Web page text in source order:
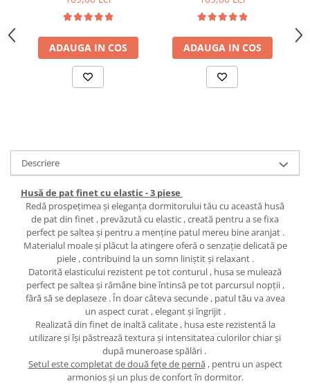
ADAUGA IN COS ADAUGA IN COS
Descriere
Husă de pat finet cu elastic - 3 piese
Redă prospețimea și eleganța dormitorului tău cu această husă
de pat din finet , prevăzută cu elastic , creată pentru a se fixa
perfect pe saltea și pentru a menține patul mereu bine aranjat .
Materialul moale și plăcut la atingere oferă o senzație delicată pe
piele , contribuind la un somn liniștit și relaxant .
Datorită elasticului rezistent pe tot conturul , husa se mulează
perfect pe saltea și rămâne bine întinsă pe tot parcursul nopții ,
fără să se deplaseze . În doar câteva secunde , patul tău va avea
un aspect curat , elegant și îngrijit .
Realizată din finet de inaltă calitate , husa este rezistentă la
utilizare și își păstrează textura și intensitatea culorilor chiar și
după muneroase spălări .
Setul este completat de două fețe de pernă, pentru un aspect
armonios și un plus de confort în dormitor.